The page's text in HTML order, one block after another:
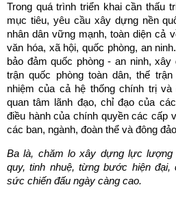
Trong quá trình triển khai cần thấu
mục tiêu, yêu cầu xây dựng nền
nhân dân vững mạnh, toàn diện cả
văn hóa, xã hội, quốc phòng, an
bảo đảm quốc phòng - an ninh,
trận quốc phòng toàn dân, thế
nhiệm của cả hệ thống chính trị
quan tâm lãnh đạo, chỉ đạo của
điều hành của chính quyền các cấp
các ban, ngành, đoàn thể và đông
Ba là, chăm lo xây dựng lực lượng
quy, tinh nhuệ, từng bước hiện
sức chiến đấu ngày càng cao.